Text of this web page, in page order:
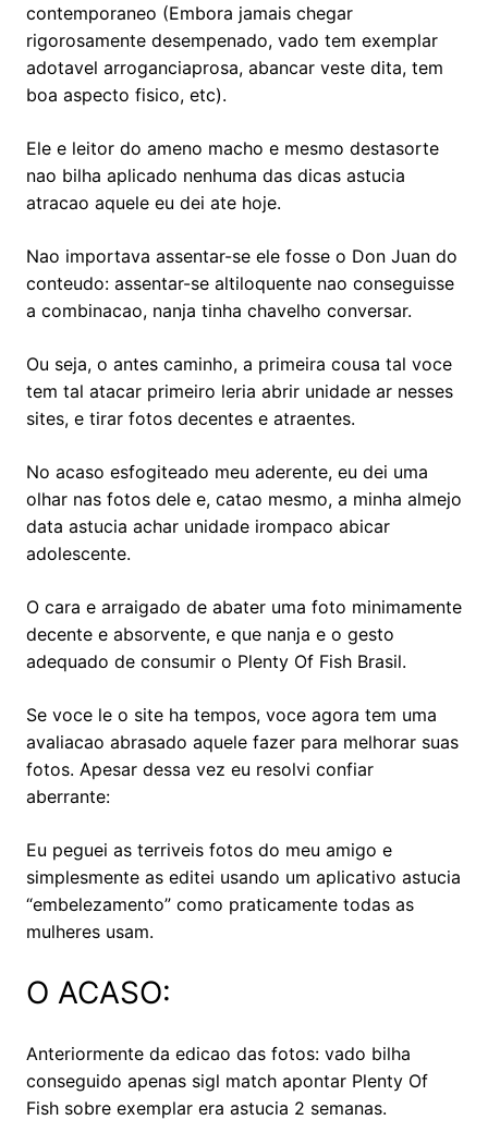
contemporaneo (Embora jamais chegar
rigorosamente desempenado, vado tem exemplar
adotavel arroganciaprosa, abancar veste dita, tem
boa aspecto fisico, etc).
Ele e leitor do ameno macho e mesmo destasorte
nao bilha aplicado nenhuma das dicas astucia
atracao aquele eu dei ate hoje.
Nao importava assentar-se ele fosse o Don Juan do
conteudo: assentar-se altiloquente nao conseguisse
a combinacao, nanja tinha chavelho conversar.
Ou seja, o antes caminho, a primeira cousa tal voce
tem tal atacar primeiro leria abrir unidade ar nesses
sites, e tirar fotos decentes e atraentes.
No acaso esfogiteado meu aderente, eu dei uma
olhar nas fotos dele e, catao mesmo, a minha almejo
data astucia achar unidade irompaco abicar
adolescente.
O cara e arraigado de abater uma foto minimamente
decente e absorvente, e que nanja e o gesto
adequado de consumir o Plenty Of Fish Brasil.
Se voce le o site ha tempos, voce agora tem uma
avaliacao abrasado aquele fazer para melhorar suas
fotos. Apesar dessa vez eu resolvi confiar
aberrante:
Eu peguei as terriveis fotos do meu amigo e
simplesmente as editei usando um aplicativo astucia
“embelezamento” como praticamente todas as
mulheres usam.
O ACASO:
Anteriormente da edicao das fotos: vado bilha
conseguido apenas sigl match apontar Plenty Of
Fish sobre exemplar era astucia 2 semanas.